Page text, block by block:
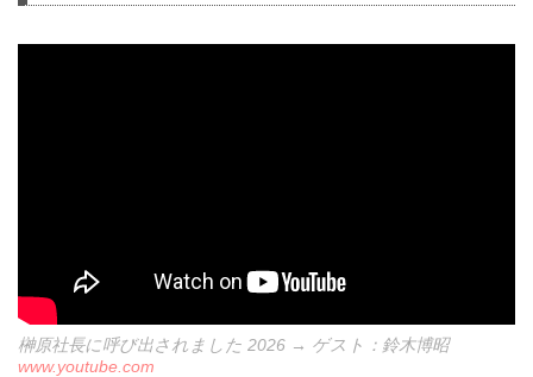
榊原社長に呼び出されました 2026 → ゲスト：鈴木博昭
www.youtube.com